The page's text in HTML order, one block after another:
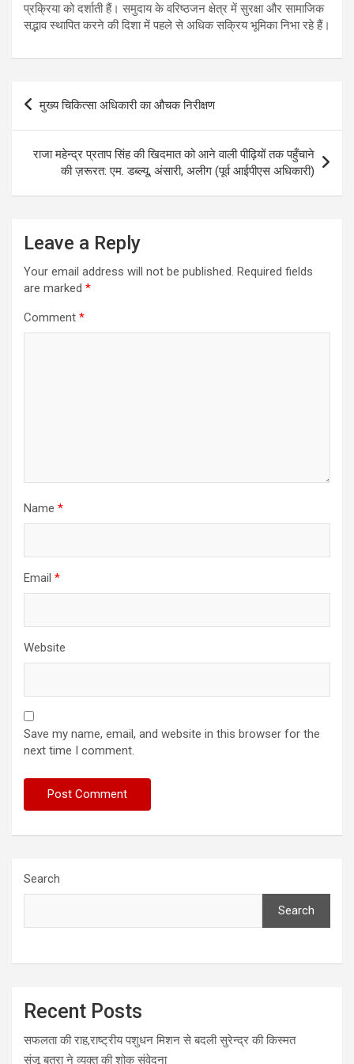
प्रक्रिया को दर्शाती हैं। समुदाय के वरिष्ठजन क्षेत्र में सुरक्षा और सामाजिक
सद्भाव स्थापित करने की दिशा में पहले से अधिक सक्रिय भूमिका निभा रहे हैं।
Post
navigation
मुख्य चिकित्सा अधिकारी का औचक निरीक्षण
राजा महेन्द्र प्रताप सिंह की खिदमात को आने वाली पीढ़ियों तक पहुँचाने
की ज़रूरत: एम. डब्ल्यू, अंसारी, अलीग (पूर्व आईपीएस अधिकारी)
Leave a Reply
Your email address will not be published. Required fields
are marked *
Comment *
Name *
Email *
Website
Save my name, email, and website in this browser for the
next time I comment.
Search
Search
Recent Posts
सफलता की राह,राष्ट्रीय पशुधन मिशन से बदली सुरेन्द्र की किस्मत
संजू बत्रा ने व्यक्त की शोक संवेदना